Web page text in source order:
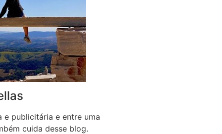
e publicitária e entre uma
cuida desse blog.